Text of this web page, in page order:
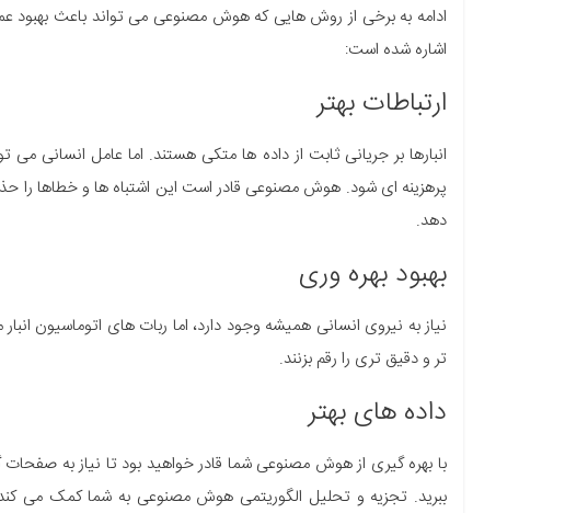
ادامه به برخی از روش هایی که هوش مصنوعی می تواند باعث بهبود
اشاره شده است:
ارتباطات بهتر
انبارها بر جریانی ثابت از داده ها متکی هستند. اما عامل انسانی می
پرهزینه ای شود. هوش مصنوعی قادر است این اشتباه ها و خطاها را
دهد.
بهبود بهره وری
نیاز به نیروی انسانی همیشه وجود دارد، اما ربات های اتوماسیون
تر و دقیق تری را رقم بزنند.
داده های بهتر
با بهره گیری از هوش مصنوعی شما قادر خواهید بود تا نیاز به
ببرید. تجزیه و تحلیل الگوریتمی هوش مصنوعی به شما کمک می